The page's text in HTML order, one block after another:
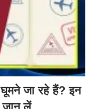
जा रहे हैं? इन